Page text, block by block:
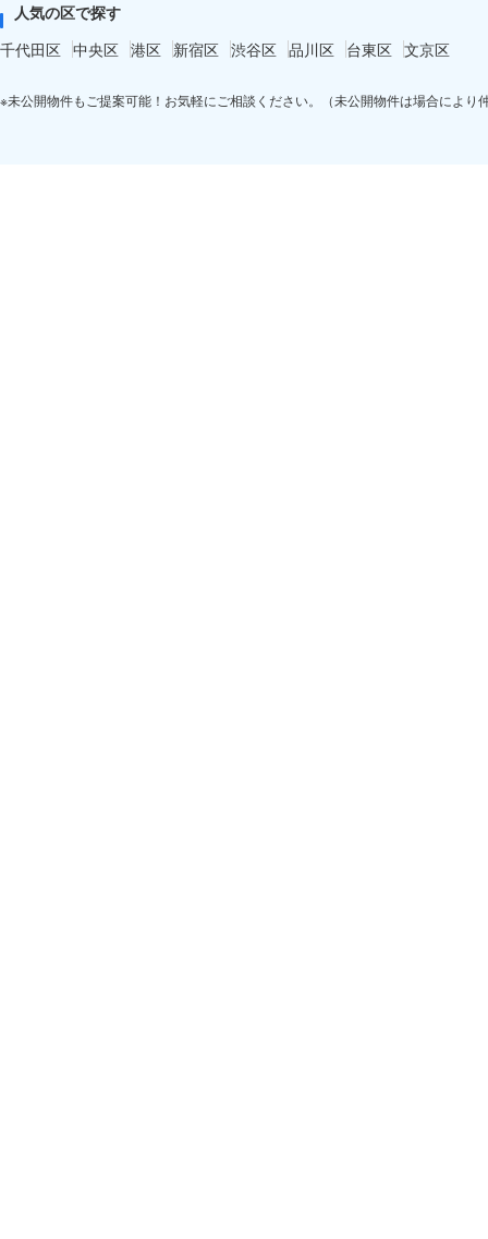
人気の区で探す
千代田区 中央区 港区 新宿区 渋谷区 品川区 台東区 文京区
※未公開物件もご提案可能！お気軽にご相談ください。（未公開物件は場合により